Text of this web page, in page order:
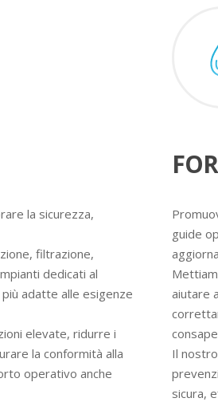
la sicurezza,
filtrazione,
dedicati al
adatte alle esigenze
elevate, ridurre i
la conformità alla
operativo anche
guide
aiutare
Il
sicura,